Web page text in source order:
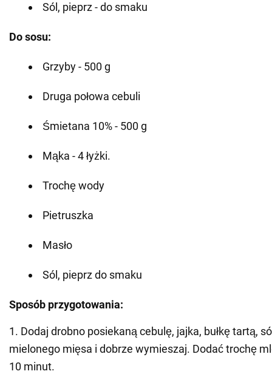
Sól, pieprz - do smaku
Do sosu:
Grzyby - 500 g
Druga połowa cebuli
Śmietana 10% - 500 g
Mąka - 4 łyżki.
Trochę wody
Pietruszka
Masło
Sól, pieprz do smaku
Sposób przygotowania:
1. Dodaj drobno posiekaną cebulę, jajka, bułkę tartą,
mielonego mięsa i dobrze wymieszaj. Dodać trochę
10 minut.